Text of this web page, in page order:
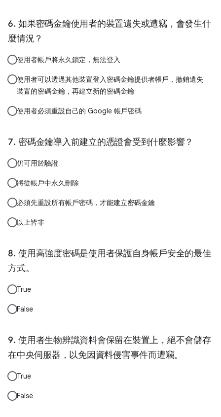
如果密碼金鑰使用者的裝置遺失或遭竊，會發生什
麼情況？
使用者帳戶將永久鎖定，無法登入
使用者可以透過其他裝置登入密碼金鑰提供者帳戶，撤銷遺失
裝置的密碼金鑰，再建立新的密碼金鑰
使用者必須重設自己的 Google 帳戶密碼
密碼金鑰導入前建立的憑證會受到什麼影響？
仍可用於驗證
將從帳戶中永久刪除
必須先重設所有帳戶密碼，才能建立密碼金鑰
以上皆非
使用高強度密碼是使用者保護自身帳戶安全的最佳
方式。
True
False
使用者生物辨識資料會保留在裝置上，絕不會儲存
在中央伺服器，以免因資料侵害事件而遭竊。
True
False